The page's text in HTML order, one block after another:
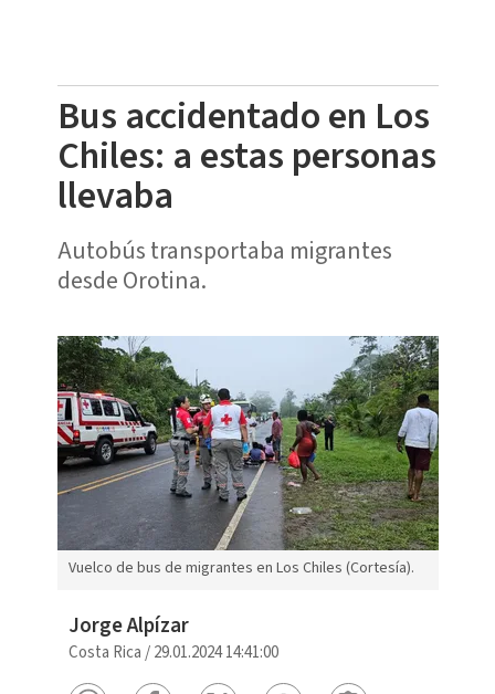
Bus accidentado en Los
Chiles: a estas personas
llevaba
Autobús transportaba migrantes
desde Orotina.
Vuelco de bus de migrantes en Los Chiles (Cortesía).
Jorge Alpízar
Costa Rica /29.01.2024 14:41:00